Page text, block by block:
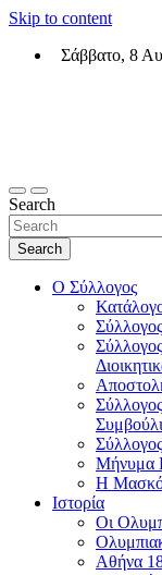
Skip to content
Σάββατο, 8
Search
Search
Ο Σύλλογος
Μήνυμα
Η
Ιστορία
Οι
Αθήνα